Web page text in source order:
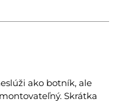
ako botník, ale
Skrátka